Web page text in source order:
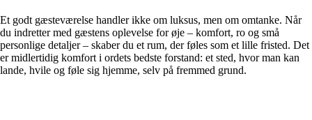
Et godt gæsteværelse handler ikke om luksus, men om omtanke. Når
du indretter med gæstens oplevelse for øje – komfort, ro og små
personlige detaljer – skaber du et rum, der føles som et lille fristed. Det
er midlertidig komfort i ordets bedste forstand: et sted, hvor man kan
lande, hvile og føle sig hjemme, selv på fremmed grund.